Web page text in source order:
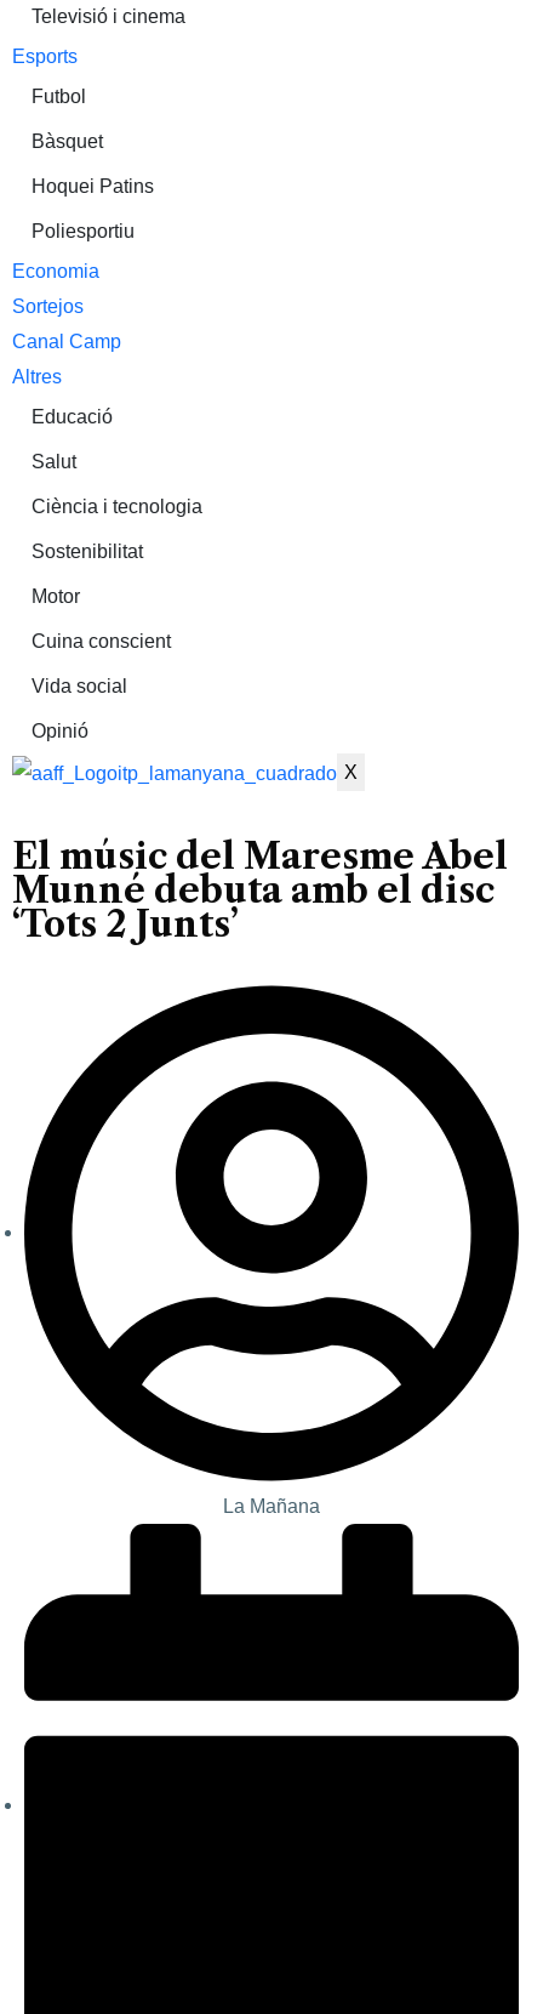
Televisió i cinema
Esports
Futbol
Bàsquet
Hoquei Patins
Poliesportiu
Economia
Sortejos
Canal Camp
Altres
Educació
Salut
Ciència i tecnologia
Sostenibilitat
Motor
Cuina conscient
Vida social
Opinió
X
El músic del Maresme Abel
Munné debuta amb el disc
‘Tots 2 Junts’
La Mañana